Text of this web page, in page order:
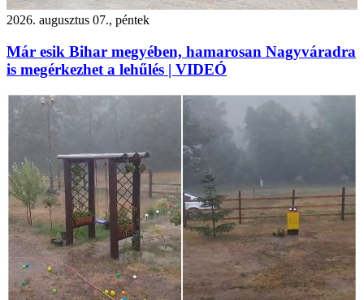
2026. augusztus 07., péntek
Már esik Bihar megyében, hamarosan Nagyváradra
is megérkezhet a lehűlés | VIDEÓ